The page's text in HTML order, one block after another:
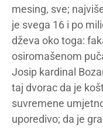
mesing, sve;
je svega 16 i po
dževa oko toga:
osiromašenom
Josip kardinal
taj dvorac da je
suvremene
uporedivo; da je